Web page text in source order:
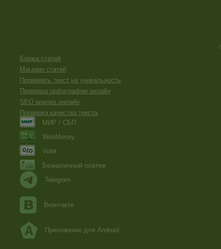
Биржа статей
Магазин статей
Проверить текст на уникальность
Проверка орфографии онлайн
SEO анализ онлайн
Проверка качества текста
МИР / СБП
WebMoney
Volet
Безналичный платеж
Telegram
Вконтакте
Приложение для Android